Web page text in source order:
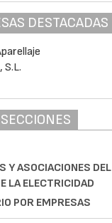
DESTACADAS
Y ASOCIACIONES DEL
LA ELECTRICIDAD
POR EMPRESAS